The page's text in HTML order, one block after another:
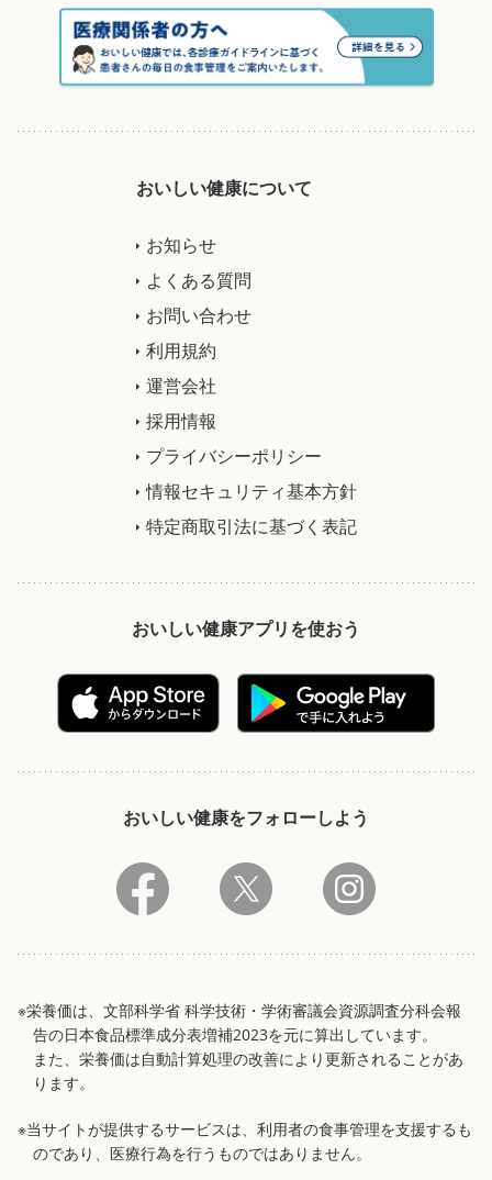
おいしい健康について
お知らせ
よくある質問
お問い合わせ
利用規約
運営会社
採用情報
プライバシーポリシー
情報セキュリティ基本方針
特定商取引法に基づく表記
おいしい健康アプリを使おう
おいしい健康をフォローしよう
※栄養価は、文部科学省 科学技術・学術審議会資源調査分科会報
告の日本食品標準成分表増補2023を元に算出しています。
また、栄養価は自動計算処理の改善により更新されることがあ
ります。
※当サイトが提供するサービスは、利用者の食事管理を支援するも
のであり、医療行為を行うものではありません。